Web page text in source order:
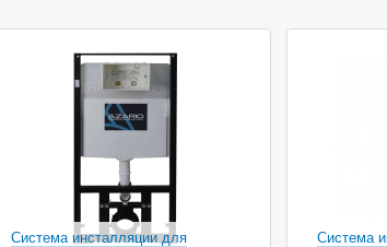
Система инсталляции для
Система